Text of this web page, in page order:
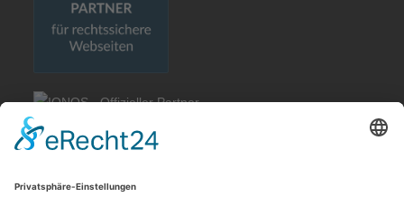
Rechtliches
Allgemeine Geschäftsbedingungen